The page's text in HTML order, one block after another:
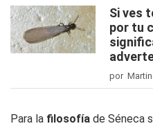
Si ves
por tu
por
Para la filosofía de Séneca